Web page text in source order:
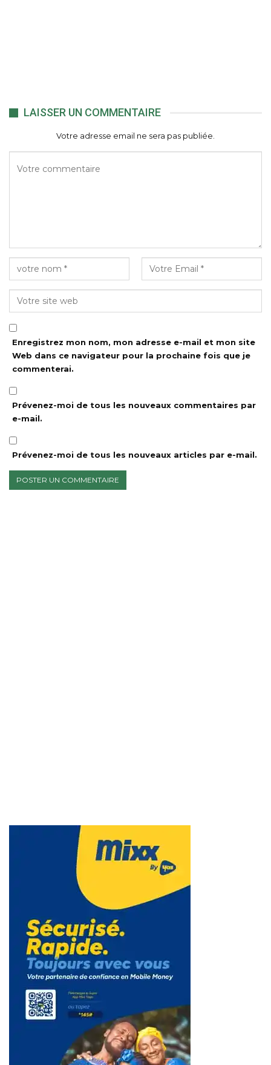
LAISSER UN COMMENTAIRE
Votre adresse email ne sera pas publiée.
Enregistrez mon nom, mon adresse e-mail et mon site
Web dans ce navigateur pour la prochaine fois que je
commenterai.
Prévenez-moi de tous les nouveaux commentaires par
e-mail.
Prévenez-moi de tous les nouveaux articles par e-mail.